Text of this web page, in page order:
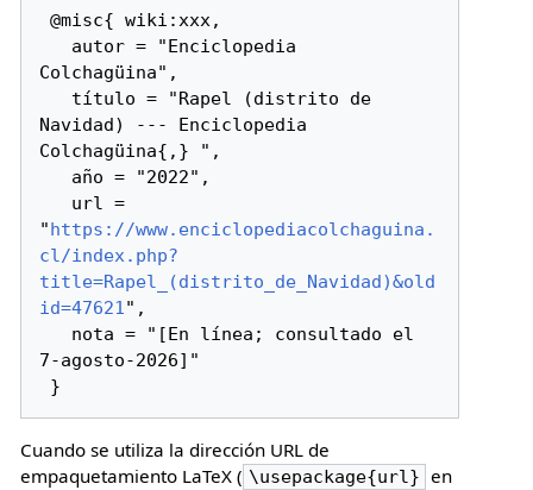
@misc{ wiki:xxx,
Colchagüina",
Navidad) --- Enciclopedia
Colchagüina{,} ",
"https://www.enciclopediacolchaguina.
cl/index.php?
title=Rapel_(distrito_de_Navidad)&old
id=47621",
7-agosto-2026]"
Cuando se utiliza la dirección URL de
empaquetamiento LaTeX ( \usepackage{url} en